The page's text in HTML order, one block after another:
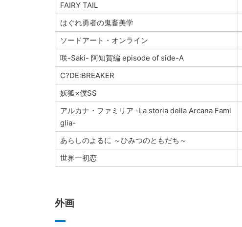
FAIRY TAIL
はぐれ勇者の鬼畜美学
ソードアート・オンライン
咲-Saki- 阿知賀編 episode of side-A
C?DE:BREAKER
妖狐×僕SS
アルカナ・ファミリア -La storia della Arcana Fami
glia-
あらしのよるに ～ひみつのともだち～
世界一初恋
外画